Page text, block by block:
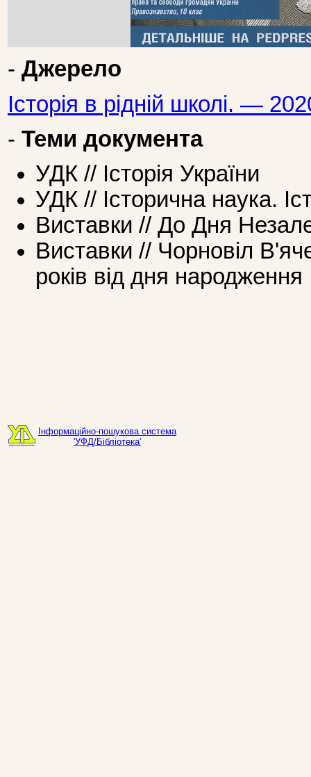
- Джерело
Історія в рідній школі. —
- Теми документа
УДК // Історія України
УДК // Історична наука.
Виставки // До Дня
Виставки // Чорновіл
років від дня народження
Інформаційно-пошукова система
'УФД/Бібліотека'